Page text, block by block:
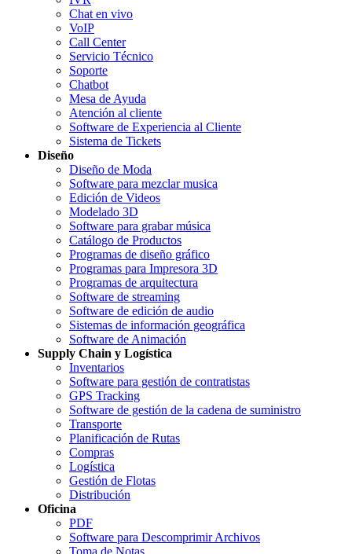
Chat en vivo
VoIP
Call Center
Servicio Técnico
Soporte
Chatbot
Mesa de Ayuda
Atención al cliente
Software de Experiencia al Cliente
Sistema de Tickets
Diseño
Diseño de Moda
Software para mezclar musica
Edición de Videos
Modelado 3D
Software para grabar música
Catálogo de Productos
Programas de diseño gráfico
Programas para Impresora 3D
Programas de arquitectura
Software de streaming
Software de edición de audio
Sistemas de información geográfica
Software de Animación
Supply Chain y Logística
Inventarios
Software para gestión de contratistas
GPS Tracking
Software de gestión de la cadena de suministro
Transporte
Planificación de Rutas
Compras
Logística
Gestión de Flotas
Distribución
Oficina
PDF
Software para Descomprimir Archivos